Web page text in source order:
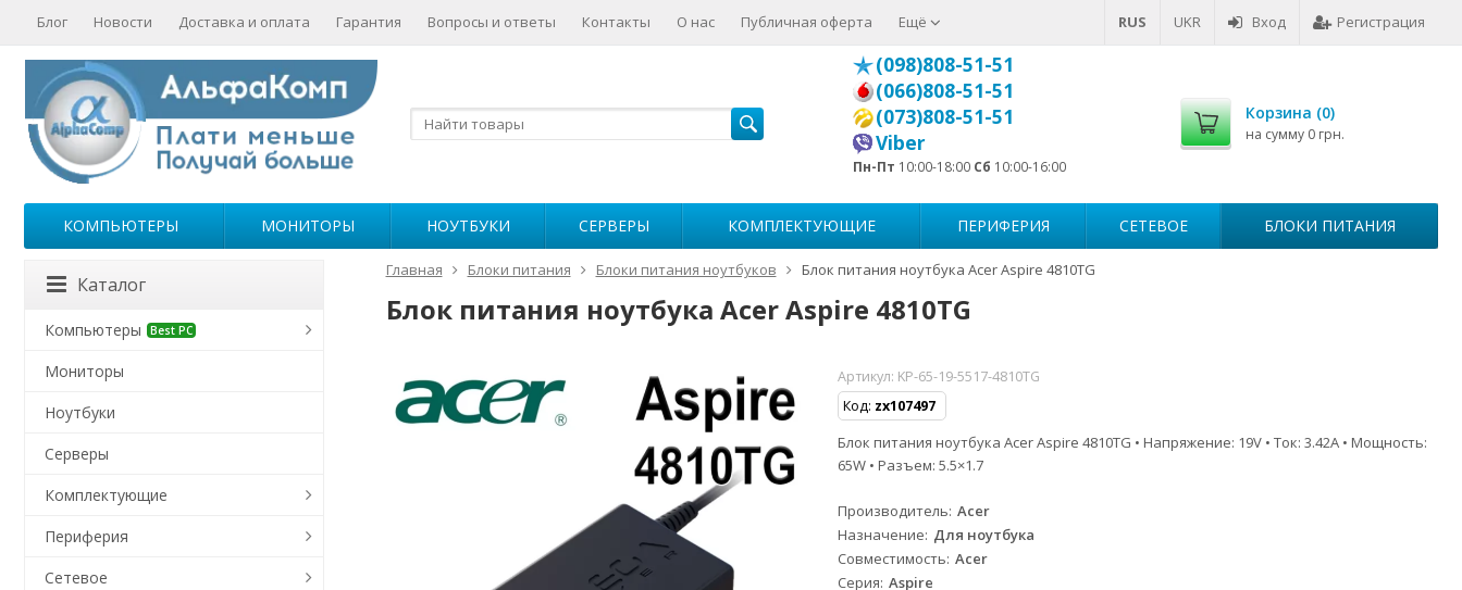
RUS UKR Вход Регистрация
Блог Новости Доставка и оплата Гарантия Вопросы и ответы Контакты О нас Публичная оферта Ещё
(098)808-51-51
(066)808-51-51
(073)808-51-51
Viber
Пн-Пт 10:00-18:00 Сб 10:00-16:00
Корзина (0)
на сумму 0 грн.
КОМПЬЮТЕРЫ МОНИТОРЫ НОУТБУКИ СЕРВЕРЫ КОМПЛЕКТУЮЩИЕ ПЕРИФЕРИЯ СЕТЕВОЕ БЛОКИ ПИТАНИЯ
Главная Блоки питания Блоки питания ноутбуков Блок питания ноутбука Acer Aspire 4810TG
Блок питания ноутбука Acer Aspire 4810TG
Артикул: KP-65-19-5517-4810TG
Код: zx107497
Блок питания ноутбука Acer Aspire 4810TG • Напряжение: 19V • Ток: 3.42A • Мощность:
65W • Разъем: 5.5×1.7
Производитель Acer
Назначение Для ноутбука
Совместимость Acer
Серия Aspire
Каталог
Компьютеры Best PC
Мониторы
Ноутбуки
Серверы
Комплектующие
Периферия
Сетевое